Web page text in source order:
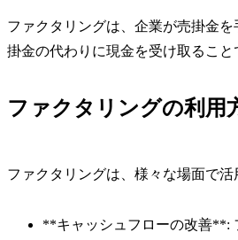
ファクタリングは、企業が売掛金
掛金の代わりに現金を受け取るこ
ファクタリングの利用
ファクタリングは、様々な場面で活
**キャッシュフローの改善**: